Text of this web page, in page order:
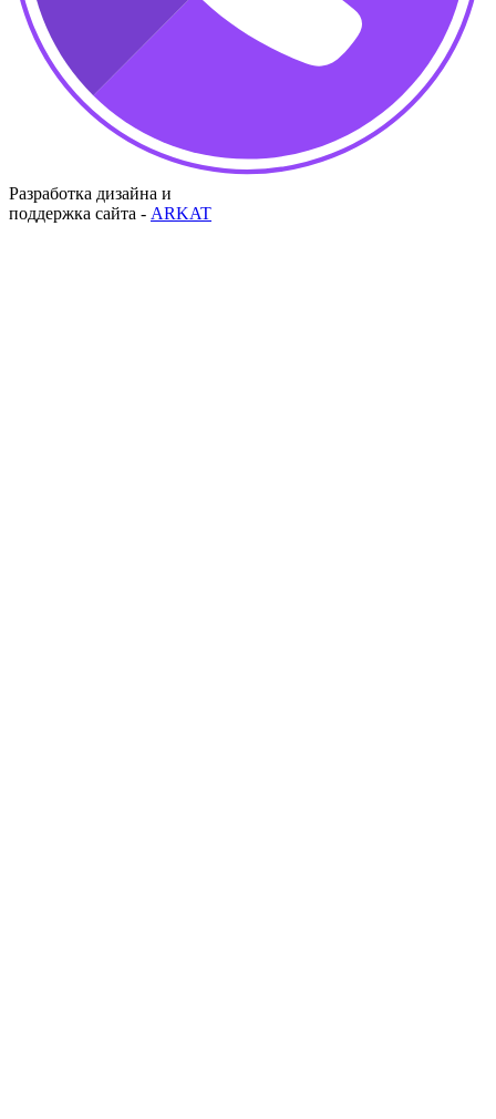
Разработка дизайна и
поддержка сайта - ARKAT